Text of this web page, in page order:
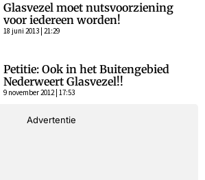
Glasvezel moet nutsvoorziening
voor iedereen worden!
18 juni 2013 | 21:29
Petitie: Ook in het Buitengebied
Nederweert Glasvezel!!
9 november 2012 | 17:53
Advertentie